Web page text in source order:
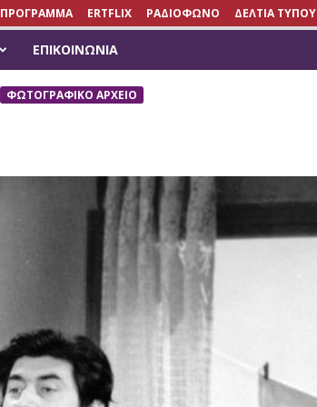
ΠΡΟΓΡΑΜΜΑ ERTFLIX ΡΑΔΙΟΦΩΝΟ ΔΕΛΤΙΑ ΤΥΠΟΥ
ΕΠΙΚΟΙΝΩΝΊΑ
ΦΩΤΟΓΡΑΦΙΚΟ ΑΡΧΕΙΟ